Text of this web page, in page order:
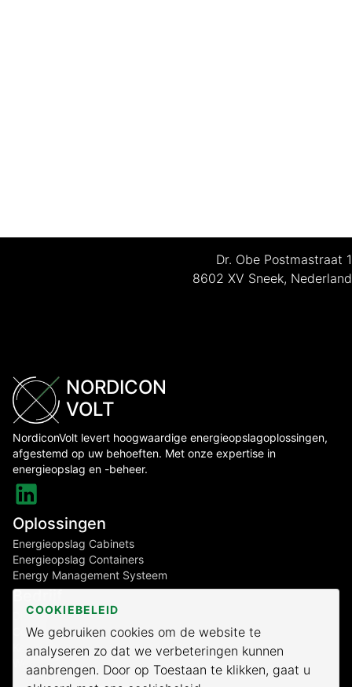
COOKIEBELEID
We gebruiken cookies om de website te
analyseren zo dat we verbeteringen kunnen
aanbrengen. Door op Toestaan te klikken, gaat u
Dr. Obe Postmastraat 1
8602 XV Sneek, Nederland
NORDICON
VOLT
NordiconVolt levert hoogwaardige energieopslagoplossingen,
afgestemd op uw behoeften. Met onze expertise in
energieopslag en -beheer.
Oplossingen
Energieopslag Cabinets
Energieopslag Containers
Energy Management Systeem
Bedrijf
Diensten
Contact
Kennisbank
Werken bij NordiconVolt